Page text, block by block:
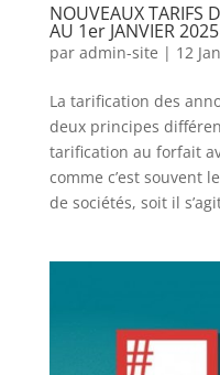
NOUVEAUX TARIFS
AU 1er JANVIER 2025
par admin-site | 12
La tarification des
deux principes
tarification au forfait
comme c’est souvent
de sociétés, soit il